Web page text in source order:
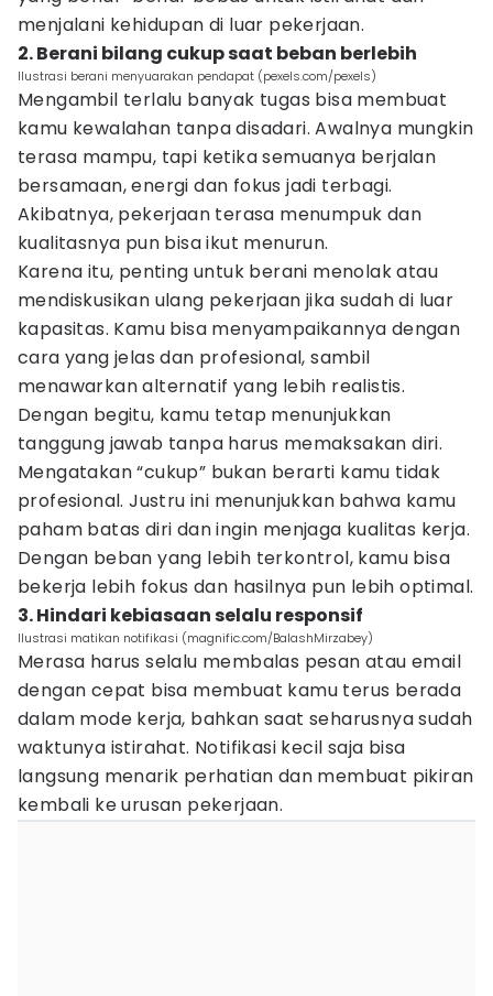
menjalani kehidupan di luar pekerjaan.
2. Berani bilang cukup saat beban berlebih
Ilustrasi berani menyuarakan pendapat (pexels.com/pexels)
Mengambil terlalu banyak tugas bisa membuat
kamu kewalahan tanpa disadari. Awalnya mungkin
terasa mampu, tapi ketika semuanya berjalan
bersamaan, energi dan fokus jadi terbagi.
Akibatnya, pekerjaan terasa menumpuk dan
kualitasnya pun bisa ikut menurun.
Karena itu, penting untuk berani menolak atau
mendiskusikan ulang pekerjaan jika sudah di luar
kapasitas. Kamu bisa menyampaikannya dengan
cara yang jelas dan profesional, sambil
menawarkan alternatif yang lebih realistis.
Dengan begitu, kamu tetap menunjukkan
tanggung jawab tanpa harus memaksakan diri.
Mengatakan “cukup” bukan berarti kamu tidak
profesional. Justru ini menunjukkan bahwa kamu
paham batas diri dan ingin menjaga kualitas kerja.
Dengan beban yang lebih terkontrol, kamu bisa
bekerja lebih fokus dan hasilnya pun lebih optimal.
3. Hindari kebiasaan selalu responsif
Ilustrasi matikan notifikasi (magnific.com/BalashMirzabey)
Merasa harus selalu membalas pesan atau email
dengan cepat bisa membuat kamu terus berada
dalam mode kerja, bahkan saat seharusnya sudah
waktunya istirahat. Notifikasi kecil saja bisa
langsung menarik perhatian dan membuat pikiran
kembali ke urusan pekerjaan.